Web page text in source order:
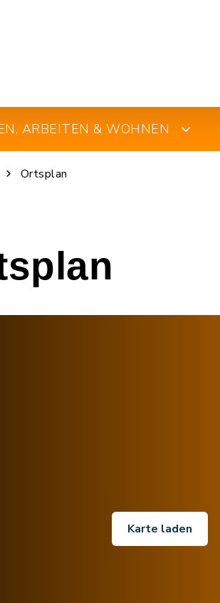
ARBEITEN & WOHNEN
Ortsplan
Karte laden